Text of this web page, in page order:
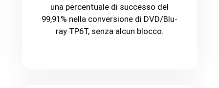
una percentuale di successo del
99,91% nella conversione di DVD/Blu-
ray TP6T, senza alcun blocco.